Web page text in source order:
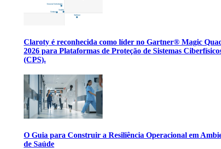
Claroty é reconhecida como líder no Gartner® Magic
2026 para Plataformas de Proteção de Sistemas
(CPS).
O Guia para Construir a Resiliência Operacional em
de Saúde